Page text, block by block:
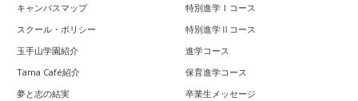
キャンパスマップ
スクール・ポリシー
玉手山学園紹介
Tama Café紹介
夢と志の結実
特別進学Ⅰコース
特別進学Ⅱコース
進学コース
保育進学コース
卒業生メッセージ